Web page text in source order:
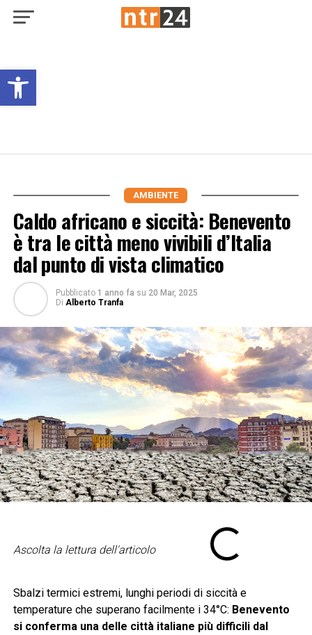
Open toolbar
AMBIENTE
Caldo africano e siccità: Benevento
è tra le città meno vivibili d’Italia
dal punto di vista climatico
Pubblicato 1 anno fa su 20 Mar, 2025
Di Alberto Tranfa
Ascolta la lettura dell'articolo
Sbalzi termici estremi, lunghi periodi di siccità e
temperature che superano facilmente i 34°C: Benevento
si conferma una delle città italiane più difficili dal